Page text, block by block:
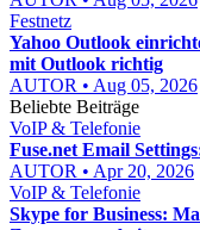
Festnetz
Yahoo Outlook
mit Outlook richtig
AUTOR • Aug 05, 2026
Beliebte Beiträge
VoIP & Telefonie
Fuse.net Email
AUTOR • Apr 20, 2026
VoIP & Telefonie
Skype for Business: